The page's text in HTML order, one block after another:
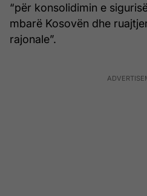
“për konsolidimin e
mbarë Kosovën dhe
rajonale”.